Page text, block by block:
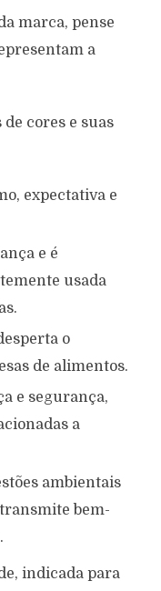
marca, pense
a
cores e suas
expectativa e
e é
usada
o
de alimentos.
e segurança,
a
ambientais
bem-
indicada para